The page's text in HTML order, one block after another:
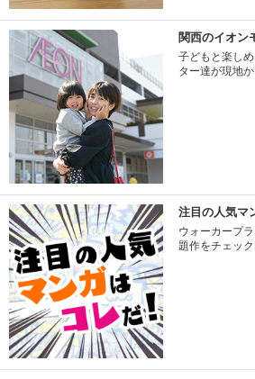
関西のイオン
子どもと楽し
ター達が現地
注目の人気マ
ウォーカープ
題作をチェッ